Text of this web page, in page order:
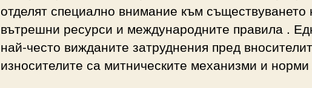
отделят специално внимание към съществуването
вътрешни ресурси и международните правила .
най-често вижданите затруднения пред
износителите са митническите механизми и норми